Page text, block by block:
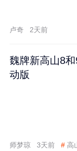
卢奇 2天前
魏牌新高山8
动版
师梦琼 3天前 # 高